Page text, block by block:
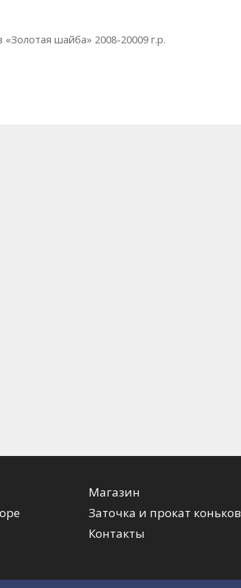
«Золотая шайба» 2008-20009 г.р.
Магазин
Заточка и прокат коньков
Контакты